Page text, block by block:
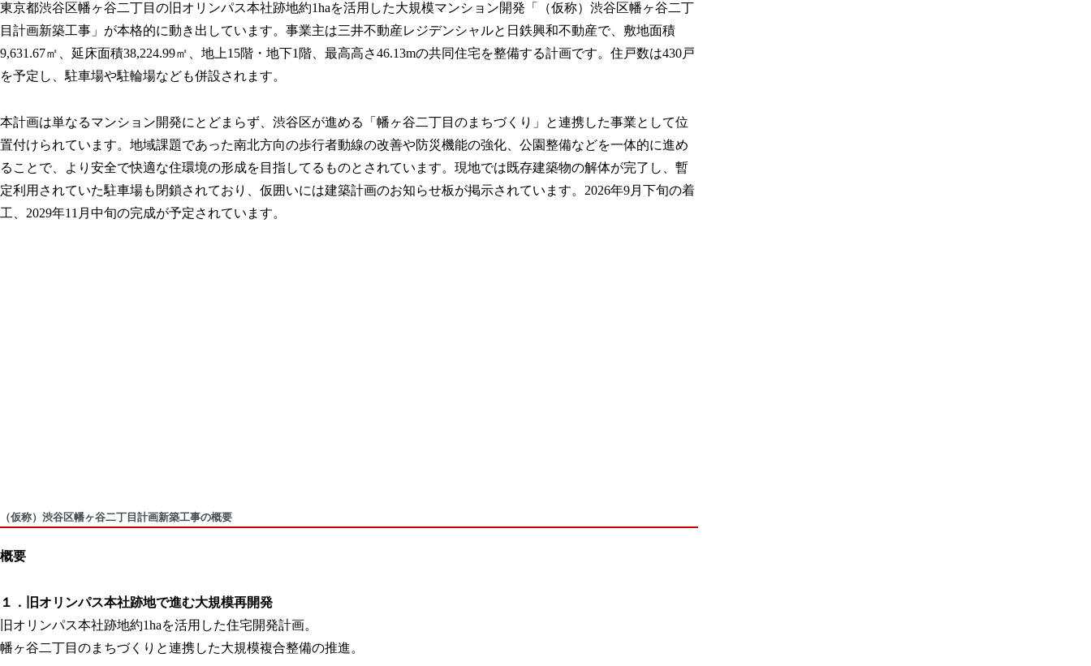
東京都渋谷区幡ヶ谷二丁目の旧オリンパス本社跡地約1haを活用した大規模マンション開発「（仮称）渋谷区幡ヶ谷二丁
目計画新築工事」が本格的に動き出しています。事業主は三井不動産レジデンシャルと日鉄興和不動産で、敷地面積
9,631.67㎡、延床面積38,224.99㎡、地上15階・地下1階、最高高さ46.13mの共同住宅を整備する計画です。住戸数は430戸
を予定し、駐車場や駐輪場なども併設されます。
本計画は単なるマンション開発にとどまらず、渋谷区が進める「幡ヶ谷二丁目のまちづくり」と連携した事業として位
置付けられています。地域課題であった南北方向の歩行者動線の改善や防災機能の強化、公園整備などを一体的に進め
ることで、より安全で快適な住環境の形成を目指してるものとされています。現地では既存建築物の解体が完了し、暫
定利用されていた駐車場も閉鎖されており、仮囲いには建築計画のお知らせ板が掲示されています。2026年9月下旬の着
工、2029年11月中旬の完成が予定されています。
（仮称）渋谷区幡ヶ谷二丁目計画新築工事の概要
概要
１．旧オリンパス本社跡地で進む大規模再開発
旧オリンパス本社跡地約1haを活用した住宅開発計画。
幡ヶ谷二丁目のまちづくりと連携した大規模複合整備の推進。